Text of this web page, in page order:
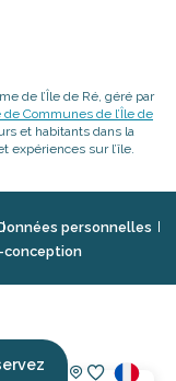
de l’Île de Ré, géré par
Communes de l’Île de
et habitants dans la
expériences sur l’île.
personnelles
conception